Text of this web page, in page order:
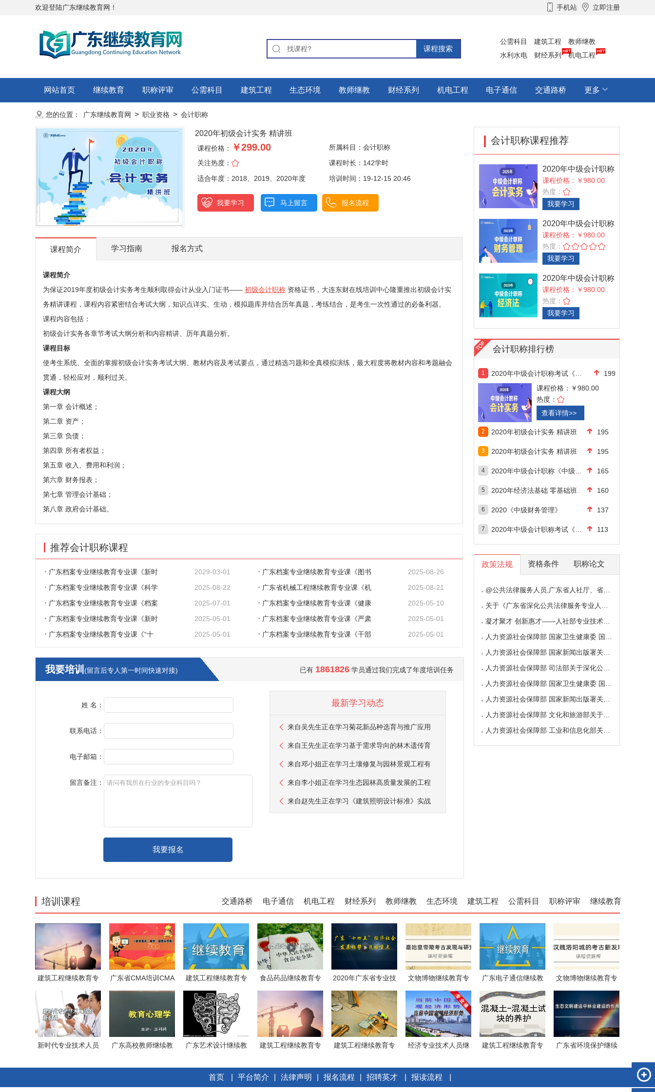
欢迎登陆广东继续教育网！ 手机站 立即注册
公需科目 建筑工程
教师继教
水利水电
财经系列 机电工程
网站首页 继续教育 职称评审 公需科目 建筑工程 生态环境 教师继教 财经系列 机电工程 电子通信 交通路桥 更多
您的位置： 广东继续教育网 > 职业资格 > 会计职称
2020年初级会计实务 精讲班
课程价格： ￥299.00 所属科目： 会计职称
关注热度：
课程时长：142学时
适合年度：2018、2019、2020年度
培训时间：19-12-15 20:46
我要学习 马上留言 报名流程
课程简介 学习指南 报名方式
课程简介
为保证2019年度初级会计实务考生顺利取得会计从业入门证书—— 初级会计职称 资格证书，大连东财在线培训中心隆重推出初级会计实
务精讲课程，课程内容紧密结合考试大纲，知识点详实、生动，模拟题库并结合历年真题，考练结合，是考生一次性通过的必备利器。
课程内容包括：
初级会计实务各章节考试大纲分析和内容精讲、历年真题分析。
课程目标
使考生系统、全面的掌握初级会计实务考试大纲、教材内容及考试要点，通过精选习题和全真模拟演练，最大程度将教材内容和考题融会
贯通，轻松应对，顺利过关。
课程大纲
第一章 会计概述；
第二章 资产；
第三章 负债；
第四章 所有者权益；
第五章 收入、费用和利润；
第六章 财务报表；
第七章 管理会计基础；
第八章 政府会计基础。
推荐会计职称课程
广东档案专业继续教育专业课《新时 2029-03-01 广东档案专业继续教育专业课《图书
2025-08-26
广东档案专业继续教育专业课《科学
2025-08-22 广东省机械工程继续教育专业课《机
2025-08-21
广东档案专业继续教育专业课《档案
2025-07-01 广东档案专业继续教育专业课《健康
2025-05-10
广东档案专业继续教育专业课《新时
2025-05-01 广东档案专业继续教育专业课《严肃
2025-05-01
广东档案专业继续教育专业课《“十
2025-05-01 广东档案专业继续教育专业课《干部 2025-05-01
我要培训 (留言后专人第一时间快速对接) 已有 1861826 学员通过我们完成了年度培训任务
姓 名：
联系电话：
电子邮箱：
留言备注：
最新学习动态
来自吴先生正在学习菊花新品种选育与推广应用
来自王先生正在学习基于需求导向的林木遗传育
来自邓小姐正在学习土壤修复与园林景观工程有
来自李小姐正在学习生态园林高质量发展的工程
来自赵先生正在学习《建筑照明设计标准》实战
会计职称课程推荐
2020年中级会计职称
考试《中级会计实
课程价格：￥980.00
热度：
我要学习
2020年中级会计职称
考试《中级财务管
课程价格：￥980.00
热度：
我要学习
2020年中级会计职称
考试《中级经济法
课程价格：￥980.00
热度：
我要学习
会计职称排行榜
1
199
课程价格： ￥980.00
热度：
查看详情>>
2 2020年初级会计实务 精讲班 195
3 2020年初级会计实务 精讲班 195
4 165
5 2020年经济法基础 零基础班 160
6 2020《中级财务管理》 137
7 113
政策法规 资格条件 职称论文
@公共法律服务人员,广东省人社厅、省司法厅印发
关于《广东省深化公共法律服务专业人员职称制
凝才聚才 创新惠才——人社部专业技术人员管理
人力资源社会保障部 国家卫生健康委 国家中医药
人力资源社会保障部 国家新闻出版署关于深化新
人力资源社会保障部 司法部关于深化公共法律服
人力资源社会保障部 国家卫生健康委 国家中医药
人力资源社会保障部 国家新闻出版署关于深化新
人力资源社会保障部 文化和旅游部关于深化图书
人力资源社会保障部 工业和信息化部关于深化工
培训课程 继续教育
职称评审
公需科目
建筑工程
生态环境
教师继教
财经系列
机电工程
电子通信
交通路桥
建筑工程继续教育专
广东省CMA培训CMA
建筑工程继续教育专
食品药品继续教育专
2020年广东省专业技
文物博物继续教育专
广东电子通信继续教
文物博物继续教育专
新时代专业技术人员
广东高校教师继续教
广东艺术设计继续教
建筑工程继续教育专
建筑工程继续教育专
经济专业技术人员继
建筑工程继续教育专
广东省环境保护继续
首页 平台简介 法律声明 报名流程 招聘英才 报读流程